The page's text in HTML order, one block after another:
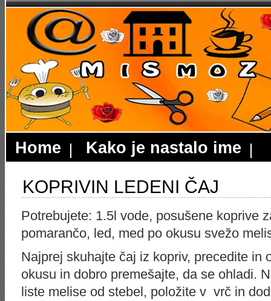
Home Kako je nastalo ime
KOPRIVIN LEDENI ČAJ
Potrebujete: 1.5l vode, posušene koprive
pomarančo, led, med po okusu svežo
Najprej skuhajte čaj iz kopriv, precedite in
okusu in dobro premešajte, da se ohladi.
liste melise od stebel, položite v vrč in